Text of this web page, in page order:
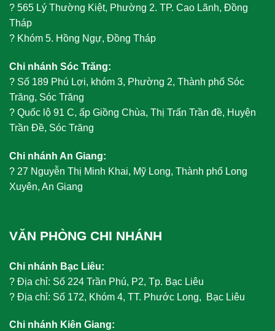
? 565 Lý Thường Kiệt, Phường 2. TP. Cao Lãnh, Đồng
Tháp
? Khóm 5. Hồng Ngự, Đồng Tháp
Chi nhánh Sóc Trăng:
? Số 189 Phú Lợi, khóm 3, Phường 2, Thành phố Sóc
Trăng, Sóc Trăng
? Quốc lộ 91 C, ấp Giồng Chùa, Thị Trấn Trần đề, Huyện
Trần Đề, Sóc Trăng
Chi nhánh An Giang:
? 27 Nguyễn Thị Minh Khai, Mỹ Long, Thành phố Long
Xuyên, An Giang
VĂN PHÒNG CHI NHÁNH
Chi nhánh Bạc Liêu:
? Địa chỉ: Số 224 Trần Phú, P2, Tp. Bạc Liêu
? Địa chỉ: Số 172, Khóm 4, TT. Phước Long, Bạc Liêu
Chi nhánh Kiên Giang: